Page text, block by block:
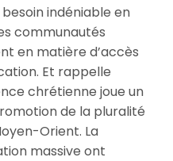
besoin indéniable en
communautés
en matière d’accès
Et rappelle
chrétienne joue un
de la pluralité
Orient. La
massive ont